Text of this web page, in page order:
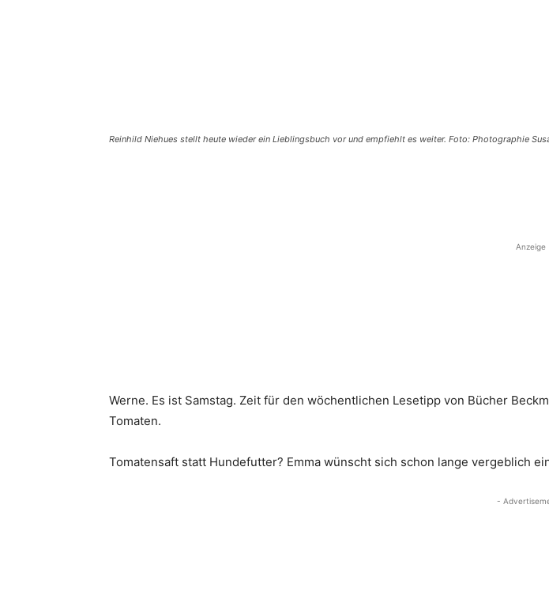
Reinhild Niehues stellt heute wieder ein Lieblingsbuch vor und empfiehlt es weiter. Foto: Photographie
Anzeige
Werne. Es ist Samstag. Zeit für den wöchentlichen Lesetipp von Bücher
Tomaten.
Tomatensaft statt Hundefutter? Emma wünscht sich schon lange vergeblich
-